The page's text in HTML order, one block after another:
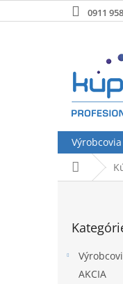
na
0911
Domov
kategórie
AKCIA